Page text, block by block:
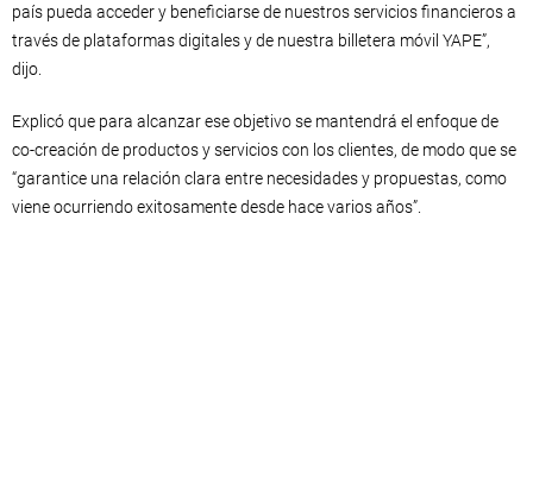
país pueda acceder y beneficiarse de nuestros servicios financieros a
través de plataformas digitales y de nuestra billetera móvil YAPE”,
dijo.
Explicó que para alcanzar ese objetivo se mantendrá el enfoque de
co-creación de productos y servicios con los clientes, de modo que se
“garantice una relación clara entre necesidades y propuestas, como
viene ocurriendo exitosamente desde hace varios años”.